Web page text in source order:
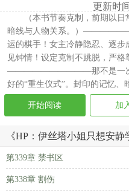
更新时
（本书节奏克制，前期以
暗线与人物关系。）——————
运的棋手！女主冷静隐忍、逐
见钟情！设定克制不跳脱，严格
——————————那不是一次偶
好的“重生仪式”。封印的记忆、
开始阅读 加
《HP：伊丝塔小姐只想安
第339章 禁书区
第338章 割伤